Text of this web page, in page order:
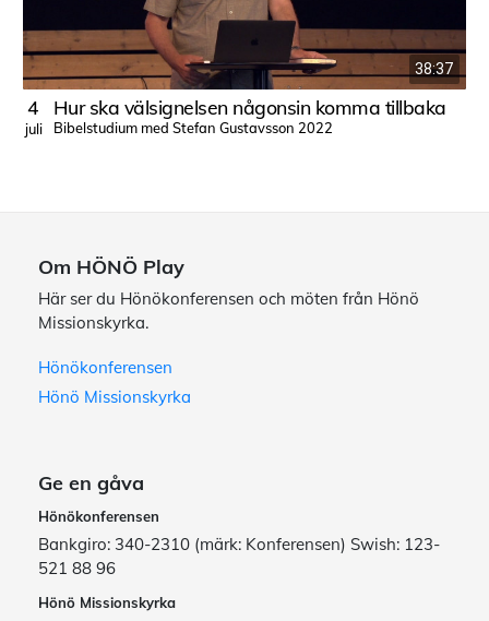
38:37
4
juli
Hur ska välsignelsen någonsin komma tillbaka
Bibelstudium med Stefan Gustavsson 2022
Om HÖNÖ Play
Här ser du Hönökonferensen och möten från Hönö
Missionskyrka.
Hönökonferensen
Hönö Missionskyrka
Ge en gåva
Hönökonferensen
Bankgiro: 340-2310 (märk: Konferensen) Swish: 123-
521 88 96
Hönö Missionskyrka